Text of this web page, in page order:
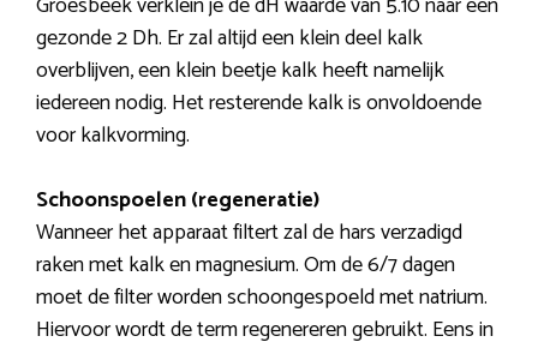
gezonde 2 Dh. Er zal altijd een klein deel kalk
overblijven, een klein beetje kalk heeft namelijk
iedereen nodig. Het resterende kalk is onvoldoende
voor kalkvorming.
Schoonspoelen (regeneratie)
Wanneer het apparaat filtert zal de hars verzadigd
raken met kalk en magnesium. Om de 6/7 dagen
moet de filter worden schoongespoeld met natrium.
Hiervoor wordt de term regenereren gebruikt. Eens in